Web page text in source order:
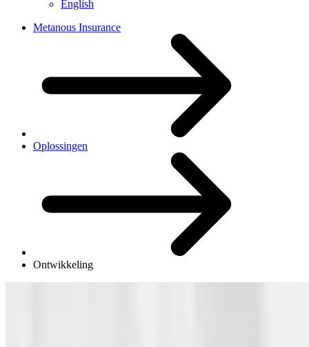
English
Metanous Insurance
Oplossingen
Ontwikkeling